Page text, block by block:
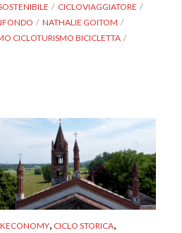
CICLOVIAGGIATORE
NATHALIE GOITOM
CICLOTURISMO BICICLETTA
, CICLO STORICA,